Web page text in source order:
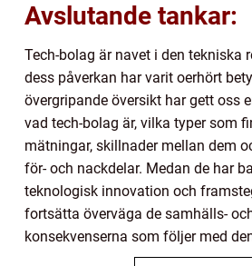
Avslutande tankar:
Tech-bolag är navet i den tekniska
dess påverkan har varit oerhört
övergripande översikt har gett oss
vad tech-bolag är, vilka typer som
mätningar, skillnader mellan dem
för- och nackdelar. Medan de har
teknologisk innovation och
fortsätta överväga de samhälls-
konsekvenserna som följer med